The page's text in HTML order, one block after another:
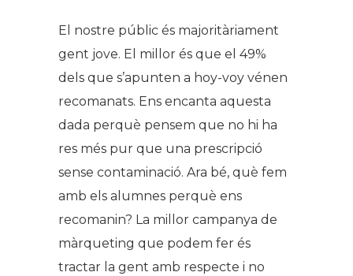
El nostre públic és majoritàriament
gent jove. El millor és que el 49%
dels que s’apunten a hoy-voy vénen
recomanats. Ens encanta aquesta
dada perquè pensem que no hi ha
res més pur que una prescripció
sense contaminació. Ara bé, què fem
amb els alumnes perquè ens
recomanin? La millor campanya de
màrqueting que podem fer és
tractar la gent amb respecte i no